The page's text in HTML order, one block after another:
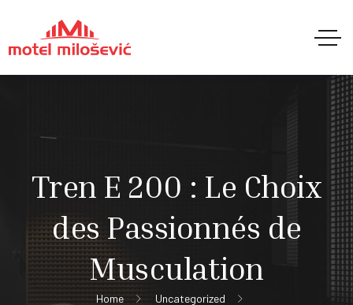
Tren E 200 : Le Choix
des Passionnés de
Musculation
Home
Uncategorized